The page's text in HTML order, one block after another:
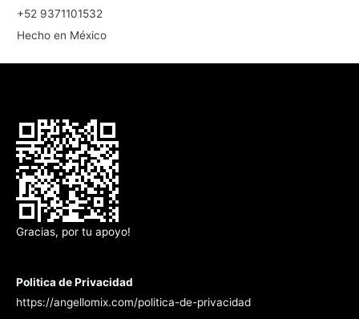
+52 9371101532
Hecho en México
Gracias, por tu apoyo!
Politica de Privacidad
https://angellomix.com/politica-de-privacidad